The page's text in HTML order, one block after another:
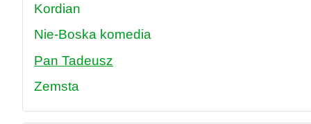
Kordian
Nie-Boska komedia
Pan Tadeusz
Zemsta